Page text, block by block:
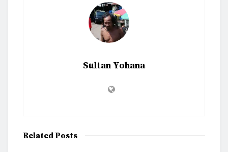
Sultan Yohana
RelatedPosts